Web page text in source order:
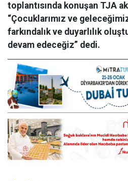
toplantısında konuşan TJA
“Çocuklarımız ve
farkındalık ve duyarlılık
devam edeceğiz” dedi.